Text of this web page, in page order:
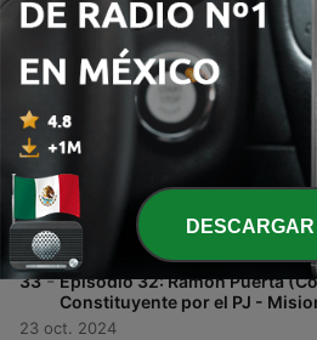
12 nov. 2024
35 -
Episodio 34: Eduardo
Constituyente por el PJ -
05 nov. 2024
Episodio 33: Adriana Puiggrós
Constituyente por el Frente
Federal)
30 oct. 2024
33 - Episodio 32: Ramón Puerta
Constituyente por el PJ -
23 oct. 2024